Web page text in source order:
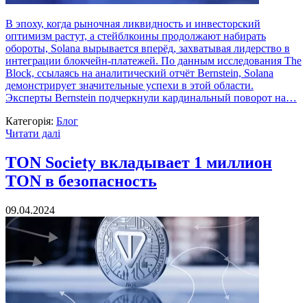
В эпоху, когда рыночная ликвидность и инвесторский
оптимизм растут, а стейблкоины продолжают набирать
обороты, Solana вырывается вперёд, захватывая лидерство в
интеграции блокчейн-платежей. По данным исследования The
Block, ссылаясь на аналитический отчёт Bernstein, Solana
демонстрирует значительные успехи в этой области.
Эксперты Bernstein подчеркнули кардинальный поворот на…
Категорія: Блог
Читати далі
TON Society вкладывает 1 миллион
TON в безопасность
09.04.2024